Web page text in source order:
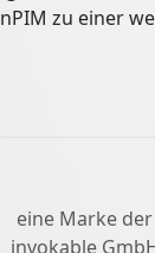
zu einer
eine Marke der
invokable